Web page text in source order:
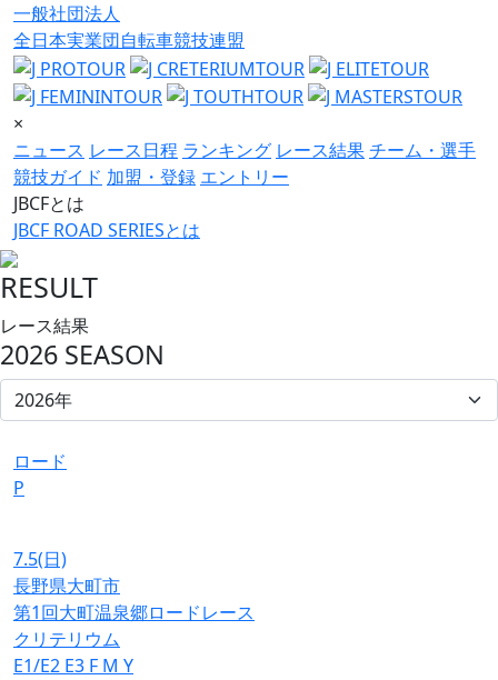
一般社団法人
全日本実業団自転車競技連盟
×
ニュース レース日程 ランキング レース結果チーム・選手
競技ガイド 加盟・登録 エントリー
JBCFとは
JBCF ROAD SERIESとは
RESULT
レース結果
2026 SEASON
ロード
P
7.5(日)
長野県大町市
第1回大町温泉郷ロードレース
クリテリウム
E1/E2 E3 F M Y